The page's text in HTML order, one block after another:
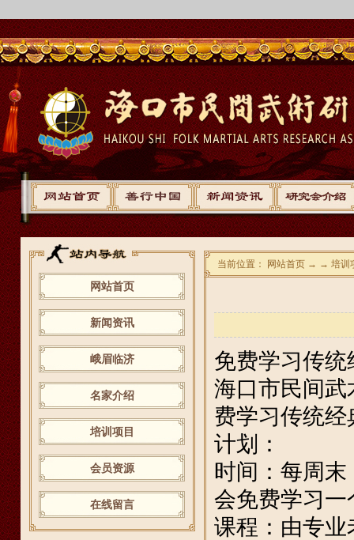
网站首页
新闻资讯
峨眉临济
名家介绍
培训项目
会员资源
在线留言
当前位置： 网站首页 → → 培训
免费学习传
海口市民间
费学习传统经
计划：
时间：每周
会免费学习一
课程：由专